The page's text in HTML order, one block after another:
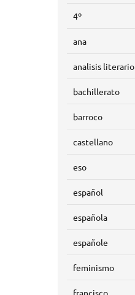
4º
ana
analisis literario
bachillerato
barroco
castellano
eso
español
española
españole
feminismo
francisco